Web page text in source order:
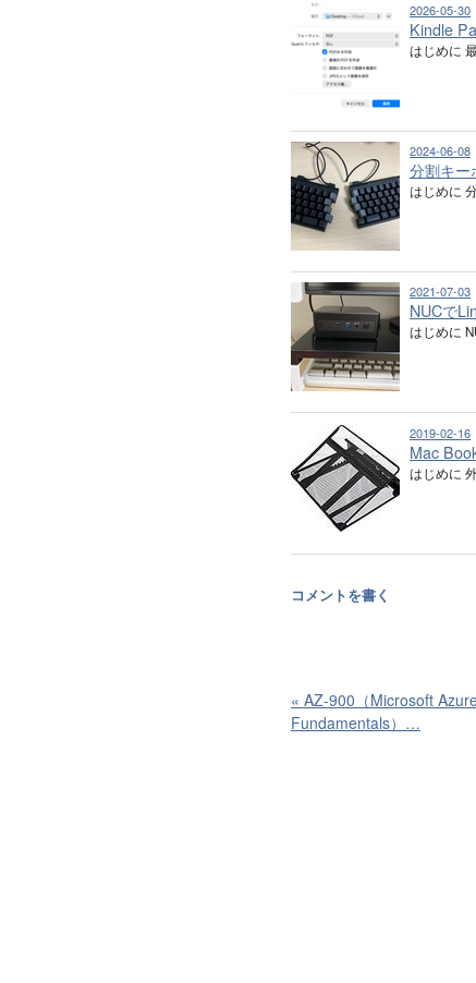
2026-05-30
Kindle
はじめに
2024-06-08
分割キー
はじめに
2021-07-03
NUCで
はじめに
2019-02-16
Mac
はじめに
コメントを書く
« AZ-900（Microsoft
Fundamentals）…